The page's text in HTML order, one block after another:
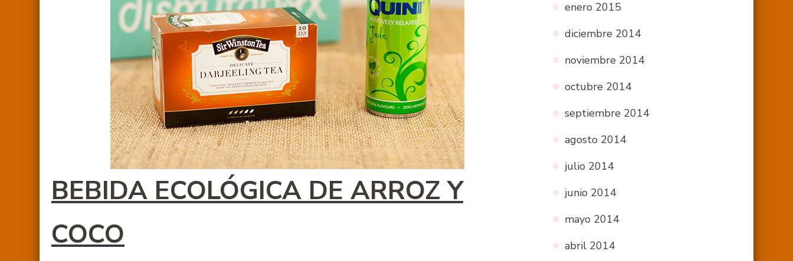
BEBIDA ECOLÓGICA DE ARROZ Y
COCO
enero 2015
diciembre 2014
noviembre 2014
octubre 2014
septiembre 2014
agosto 2014
julio 2014
junio 2014
mayo 2014
abril 2014